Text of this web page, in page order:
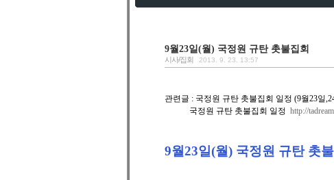
9월23일(월) 국정원 규탄 촛불집회
시사/집회 2013. 9. 23. 13:57
관련글 : 국정원 규탄 촛불집회 일정 (9월23일
국정원 규탄 촛불집회 일정 http://
9월23일(월) 국정원 규탄 촛